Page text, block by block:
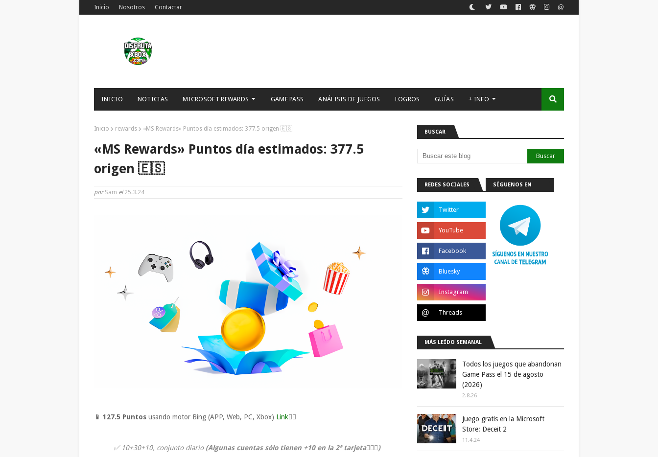
Inicio Nosotros Contactar
INICIO NOTICIAS MICROSOFT REWARDS GAME PASS ANÁLISIS DE JUEGOS LOGROS GUÍAS + INFO
Inicio rewards «MS Rewards» Puntos día estimados: 377.5 origen 🇪🇸
«MS Rewards» Puntos día estimados: 377.5
origen 🇪🇸
por Sam el25.3.24
📱 127.5 Puntos usando motor Bing (APP, Web, PC, Xbox) Link👈🏼
✅ 10+30+10, conjunto diario (Algunas cuentas sólo tienen +10 en la 2ª tarjeta🤷🏻‍♂️)
BUSCAR
REDES SOCIALES SÍGUENOS EN
MÁS LEÍDO SEMANAL
Todos los juegos que abandonan
Game Pass el 15 de agosto
(2026)
2.8.26
Juego gratis en la Microsoft
Store: Deceit 2
11.4.24